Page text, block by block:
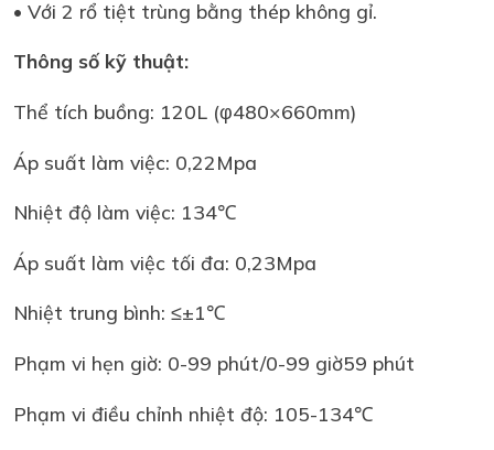
• Với 2 rổ tiệt trùng bằng thép không gỉ.
Thông số kỹ thuật:
Thể tích buồng: 120L (φ480×660mm)
Áp suất làm việc: 0,22Mpa
Nhiệt độ làm việc: 134℃
Áp suất làm việc tối đa: 0,23Mpa
Nhiệt trung bình: ≤±1℃
Phạm vi hẹn giờ: 0-99 phút/0-99 giờ59 phút
Phạm vi điều chỉnh nhiệt độ: 105-134℃